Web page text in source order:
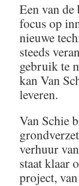
Een van
focus op
nieuwe
steeds
gebruik te
kan Van
leveren.
Van Schie
verhuur
staat klaar
project,